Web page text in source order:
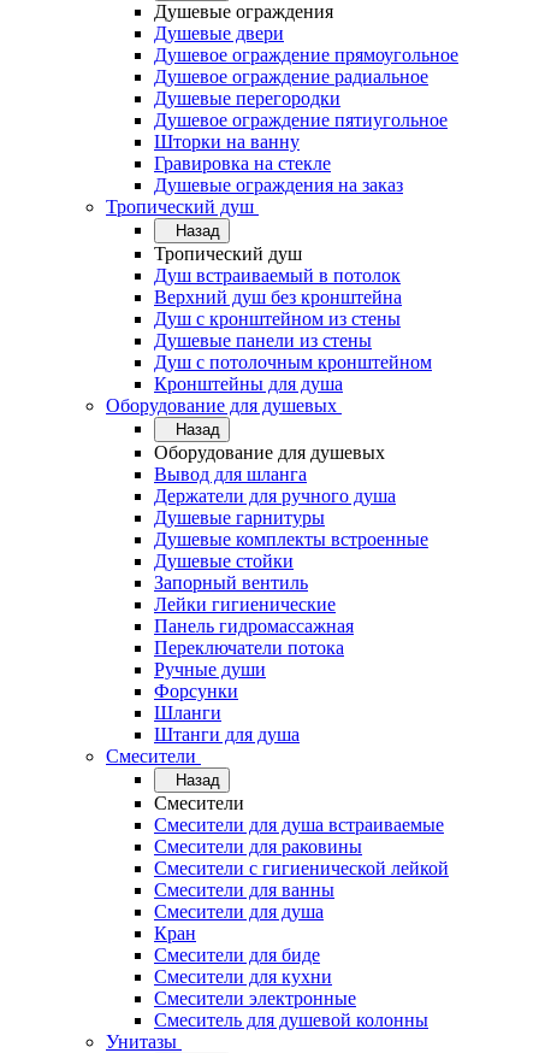
Душевые ограждения
Душевые двери
Душевое ограждение прямоугольное
Душевое ограждение радиальное
Душевые перегородки
Душевое ограждение пятиугольное
Шторки на ванну
Гравировка на стекле
Душевые ограждения на заказ
Тропический душ
Назад
Тропический душ
Душ встраиваемый в потолок
Верхний душ без кронштейна
Душ с кронштейном из стены
Душевые панели из стены
Душ с потолочным кронштейном
Кронштейны для душа
Оборудование для душевых
Назад
Оборудование для душевых
Вывод для шланга
Держатели для ручного душа
Душевые гарнитуры
Душевые комплекты встроенные
Душевые стойки
Запорный вентиль
Лейки гигиенические
Панель гидромассажная
Переключатели потока
Ручные души
Форсунки
Шланги
Штанги для душа
Смесители
Назад
Смесители
Смесители для душа встраиваемые
Смесители для раковины
Смесители с гигиенической лейкой
Смесители для ванны
Смесители для душа
Кран
Смесители для биде
Смесители для кухни
Смесители электронные
Смеситель для душевой колонны
Унитазы